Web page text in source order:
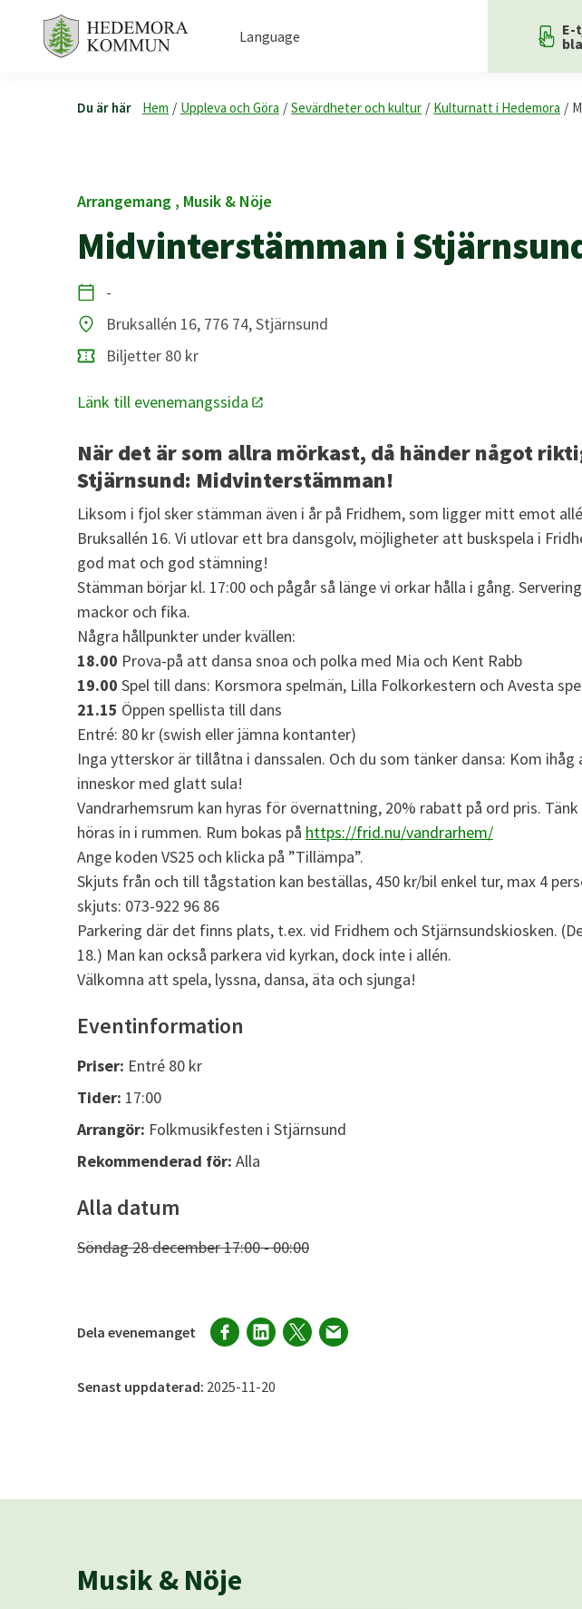
Language
E-
Du är här Hem / Uppleva och Göra / Sevärdheter och kultur / Kulturnatt i Hedemora /
Arrangemang , Musik & Nöje
Midvinterstämman i
Datum
-
Plats
Bruksallén 16, 776 74, Stjärnsund
Biljetter 80 kr
Länk till evenemangssida
När det är som allra mörkast, då händer något
Stjärnsund: Midvinterstämman!
Liksom i fjol sker stämman även i år på Fridhem, som ligger mitt emot
Bruksallén 16. Vi utlovar ett bra dansgolv, möjligheter att buskspela i
god mat och god stämning!
Stämman börjar kl. 17:00 och pågår så länge vi orkar hålla i gång.
mackor och fika.
Några hållpunkter under kvällen:
18.00 Prova-på att dansa snoa och polka med Mia och Kent Rabb
19.00 Spel till dans: Korsmora spelmän, Lilla Folkorkestern och Avesta
21.15 Öppen spellista till dans
Entré: 80 kr (swish eller jämna kontanter)
Inga ytterskor är tillåtna i danssalen. Och du som tänker dansa: Kom
inneskor med glatt sula!
Vandrarhemsrum kan hyras för övernattning, 20% rabatt på ord pris.
höras in i rummen. Rum bokas på https://frid.nu/vandrarhem/
Ange koden VS25 och klicka på ”Tillämpa”.
Skjuts från och till tågstation kan beställas, 450 kr/bil enkel tur, max 4
skjuts: 073-922 96 86
Parkering där det finns plats, t.ex. vid Fridhem och Stjärnsundskiosken.
18.) Man kan också parkera vid kyrkan, dock inte i allén.
Välkomna att spela, lyssna, dansa, äta och sjunga!
Eventinformation
Priser: Entré 80 kr
Tider: 17:00
Arrangör: Folkmusikfesten i Stjärnsund
Rekommenderad för: Alla
Alla datum
Söndag 28 december 17:00 - 00:00
Dela evenemanget
Senast uppdaterad: 2025-11-20
Musik & Nöje